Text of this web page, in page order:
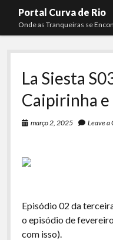
Portal Curva de Rio
Onde as Tranqueiras se
Podcasts open
Curva de Rio
Curva Belas Artes
Curva Classics
Rachão na Beira do
Arquivo CDR
Membros open
Almir Ribeiro
Felype Silva
Rafael Almeida
twitterfacebookinstagram
La Siesta
Caipirinha
março 2, 2025 Leave a
Episódio 02 da
o episódio de
com isso).